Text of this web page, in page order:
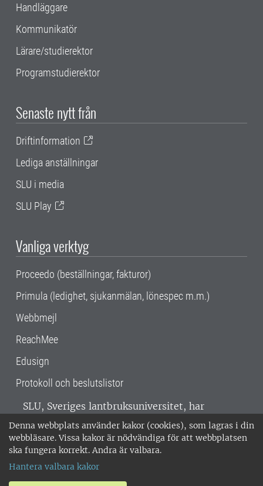
Denna webbplats använder kakor (cookies), som lagras i din
webbläsare. Vissa kakor är nödvändiga för att webbplatsen
ska fungera korrekt. Andra är valbara.
Hantera valbara kakor
Handläggare
Kommunikatör
Lärare/studierektor
Programstudierektor
Senaste nytt från
Driftinformation
Lediga anställningar
SLU i media
SLU Play
Vanliga verktyg
Proceedo (beställningar, fakturor)
Primula (ledighet, sjukanmälan, lönespec m.m.)
Webbmejl
ReachMee
Edusign
Protokoll och beslutslistor
SLU, Sveriges lantbruksuniversitet, har
verksamhet över hela Sverige. Huvudorter är
Alnarp, Uppsala och Umeå.SLU är
miljöcertifierat enligt ISO 14001. •
018-67 10 00 • Org nr: 202100-2817 •